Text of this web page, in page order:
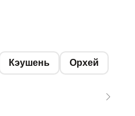
Кэушень Орхей